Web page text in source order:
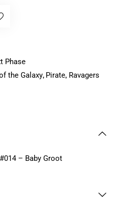
Phase
the Galaxy, Pirate, Ravagers
– Baby Groot